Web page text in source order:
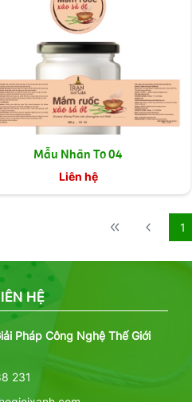
Mẫu Nhãn To 04
Liên hệ
1
HỆ
Pháp Công Nghệ Thế Giới
231